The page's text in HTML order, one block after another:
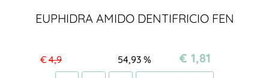
EUPHIDRA AMIDO DENTIFRICIO FEN
€4,9 %
54,93 € 1,81